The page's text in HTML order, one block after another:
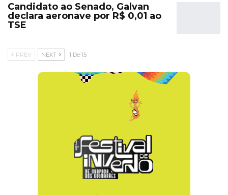
Candidato ao Senado, Galvan
declara aeronave por R$ 0,01 ao
TSE
PREV NEXT 1 De 15